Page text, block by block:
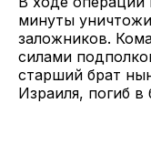
минуты
заложников.
силами
старший брат
Израиля, погиб в